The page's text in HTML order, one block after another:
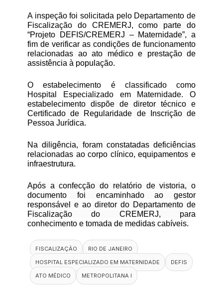
A inspeção foi solicitada pelo Departamento de
Fiscalização do CREMERJ,como parte do
“Projeto DEFIS/CREMERJ – Maternidade”, a
fim de verificar as condições de funcionamento
relacionadas ao ato médico e prestação de
assistência à população.
O estabelecimento é classificado como
Hospital Especializado em Maternidade. O
estabelecimento dispõe de diretor técnico e
Certificado de Regularidade de Inscrição de
Pessoa Jurídica.
Na diligência, foram constatadas deficiências
relacionadas ao corpo clínico, equipamentos e
infraestrutura.
Após a confecção do relatório de vistoria, o
documento foi encaminhado ao gestor
responsável e ao diretor do Departamento de
Fiscalização do CREMERJ, para
conhecimento e tomada de medidas cabíveis.
FISCALIZAÇÃO
RIO DE JANEIRO
HOSPITAL ESPECIALIZADO EM MATERNIDADE
DEFIS
ATO MÉDICO
METROPOLITANA I